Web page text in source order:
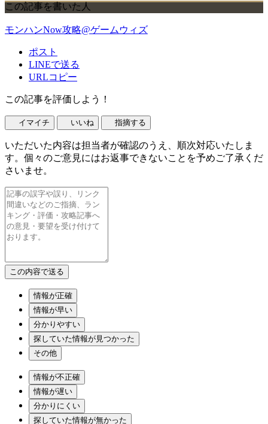
この記事を書いた人
モンハンNow攻略@ゲームウィズ
ポスト
LINEで送る
URLコピー
この記事を評価しよう！
イマイチ いいね 指摘する
いただいた内容は担当者が確認のうえ、順次対応いたしま
す。個々のご意見にはお返事できないことを予めご了承くだ
さいませ。
情報が正確
情報が早い
分かりやすい
探していた情報が見つかった
その他
情報が不正確
情報が遅い
分かりにくい
探していた情報が無かった